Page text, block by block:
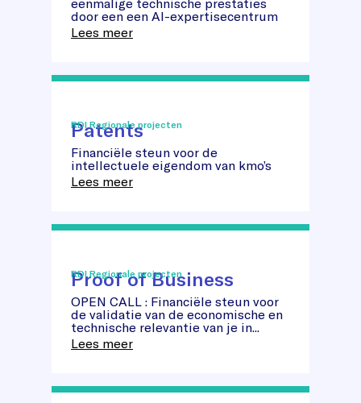
"Start
door een een AI-expertisecentrum
Lees meer
Patents
RDI Regionale projecten
Patents
Financiële steun voor de
intellectuele eigendom van kmo’s
Lees meer
Proof
Business
RDI Regionale projecten
Proof of Business
OPEN CALL : Financiële steun voor
de validatie van de economische en
technische relevantie van je in...
Lees meer